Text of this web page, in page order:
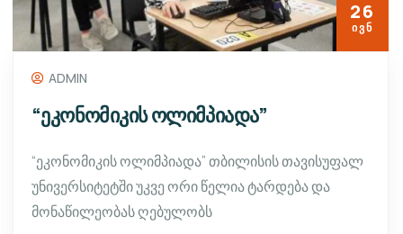
26
ᲘᲕᲜ
ADMIN
“ეკონომიკის ოლიმპიადა”
“ეკონომიკის ოლიმპიადა” თბილისის თავისუფალ
უნივერსიტეტში უკვე ორი წელია ტარდება და
მონაწილეობას ღებულობს